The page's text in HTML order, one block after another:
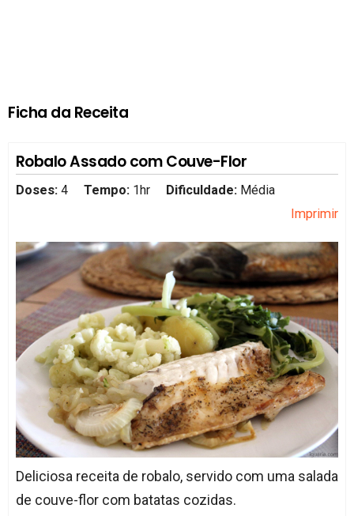
Ficha da Receita
Robalo Assado com Couve-Flor
Doses: 4 Tempo: 1hr Dificuldade: Média
Imprimir
Deliciosa receita de robalo, servido com uma salada
de couve-flor com batatas cozidas.